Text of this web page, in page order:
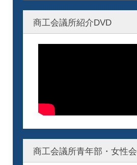
商工会議所紹介DVD
商工会議所青年部・女性会